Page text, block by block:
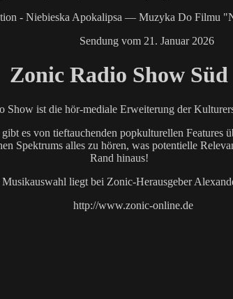
- Niebieska Apokalipsa — Muzyka Do Filmu
Sendung vom 21. Januar 2026
Zonic Radio Show Süd
Show ist die hör-mediale Erweiterung der
es von tieftauchenden popkulturellen
Spektrums alles zu hören, was potentielle
Rand hinaus!
liegt bei Zonic-Herausgeber
http://www.zonic-online.de